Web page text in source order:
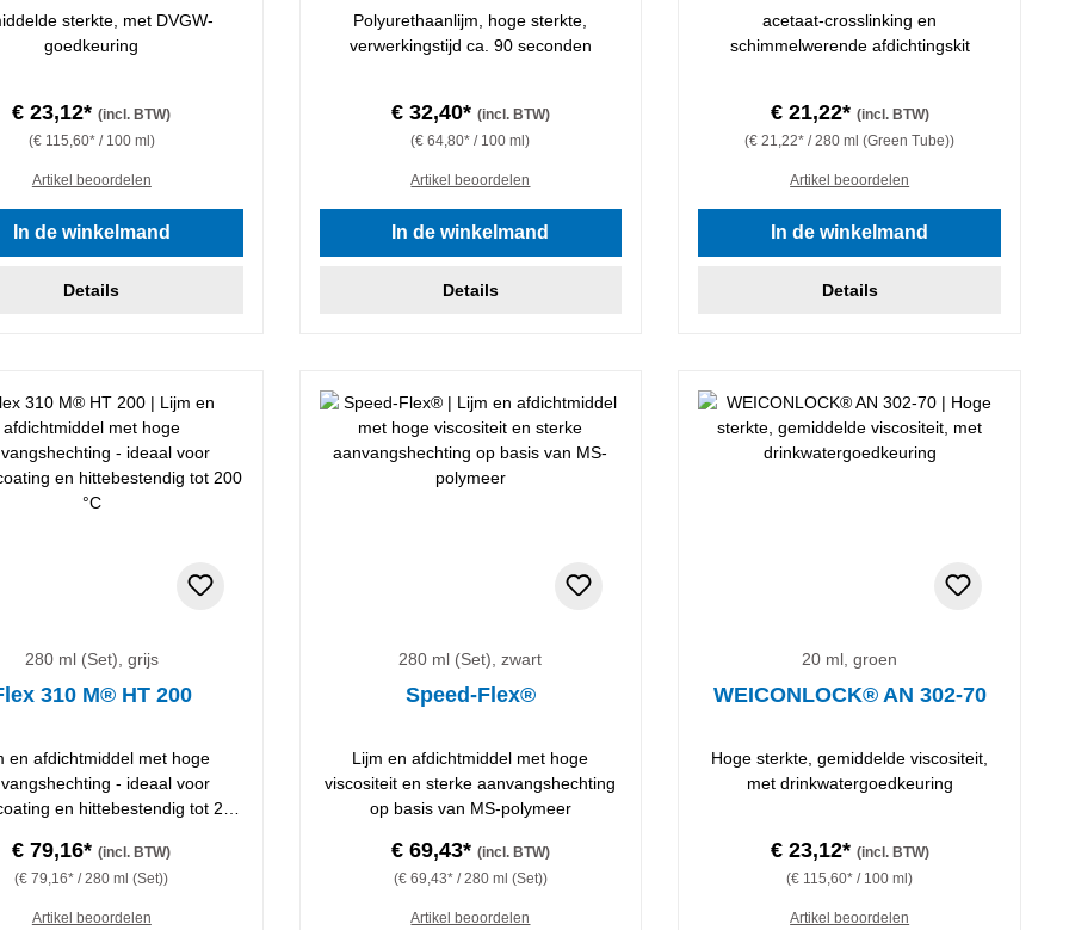
sterkte, met DVGW-
goedkeuring
€ 23,12*(incl. BTW)
(€ 115,60* / 100 ml)
Artikel beoordelen
In de winkelmand
Details
Polyurethaanlijm, hoge sterkte,
verwerkingstijd ca. 90 seconden
€ 32,40* (incl. BTW)
(€ 64,80* / 100 ml)
Artikel beoordelen
In de winkelmand
Details
acetaat-crosslinking en
schimmelwerende afdichtingskit
€ 21,22* (incl. BTW)
(€ 21,22* / 280 ml (Green Tube))
Artikel beoordelen
In de winkelmand
Details
280 ml (Set), grijs
310 M® HT 200
en afdichtmiddel met hoge
- ideaal voor
en hittebestendig tot 200
€ 79,16*(incl. BTW)
(€ 79,16* / 280 ml (Set))
Artikel beoordelen
280 ml (Set), zwart
Speed-Flex®
Lijm en afdichtmiddel met hoge
viscositeit en sterke aanvangshechting
op basis van MS-polymeer
€ 69,43* (incl. BTW)
(€ 69,43* / 280 ml (Set))
Artikel beoordelen
20 ml, groen
WEICONLOCK® AN 302-70
Hoge sterkte, gemiddelde viscositeit,
met drinkwatergoedkeuring
€ 23,12* (incl. BTW)
(€ 115,60* / 100 ml)
Artikel beoordelen